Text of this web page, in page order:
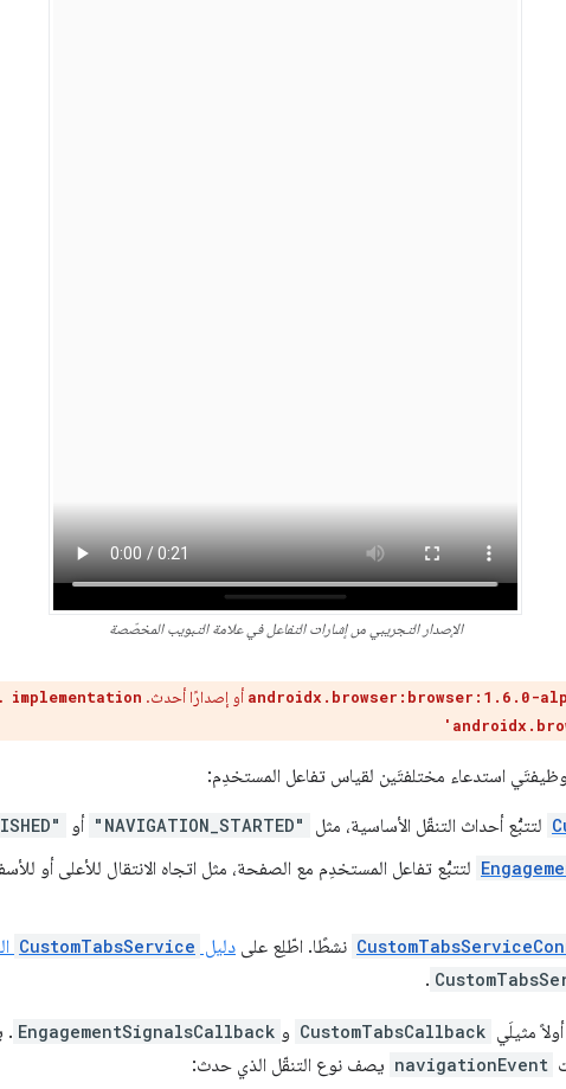
الإصدار التجريبي من إشارات التفاعل في علامة التبويب المخصّصة
androidx.browser:browser:1.6.0- أو إصدارًا أحدث. implementation
استدعاء مختلفتَين لقياس تفاعل المستخدِم:
لتتبُّع أحداث التنقّل الأساسية، مثل "NAVIGATION_STARTED" أو
لتتبُّع تفاعل المستخدِم مع الصفحة، مثل اتجاه الانتقال للأعلى أو
نشطًا. اطّلِع على دليل CustomTabsService
.
مثيلَي CustomTabsCallback و EngagementSignalsCallback
.
navigationEvent يصف نوع التنقّل الذي حدث: